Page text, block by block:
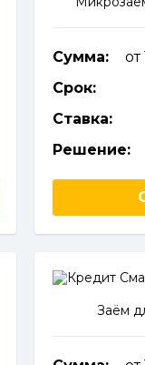
Сумма:
Срок:
Ставка:
Решение:
Заём